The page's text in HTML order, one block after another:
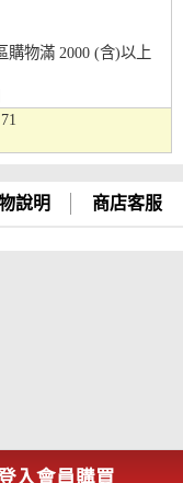
購物滿 2000 (含)以上
71
說明 商店客服
入會員購買
一銀行、華南銀行、
邦銀行、國泰世華、
豐銀行、華泰銀行、
、聯邦銀行、遠東商
、玉山銀行、凱基銀
、安泰銀行、中國信
邦銀行、國泰世華、
豐銀行、華泰銀行、